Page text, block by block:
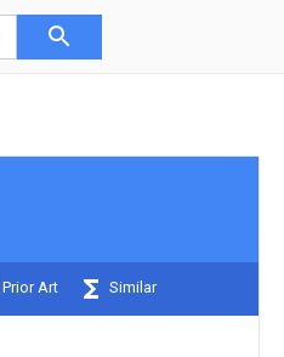
Art Similar